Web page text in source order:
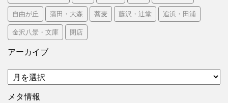
自由が丘 蒲田・大森 蕎麦 藤沢・辻堂 追浜・田浦
金沢八景・文庫 閉店
アーカイブ
ア
ー
カ
メタ情報